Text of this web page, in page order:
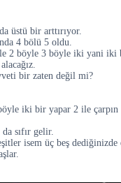
üstü bir arttırıyor.
4 bölü 5 oldu.
2 böyle 3 böyle iki yani iki
bir zaten değil mi?
iki bir yapar 2 ile
sıfır gelir.
isem üç beş